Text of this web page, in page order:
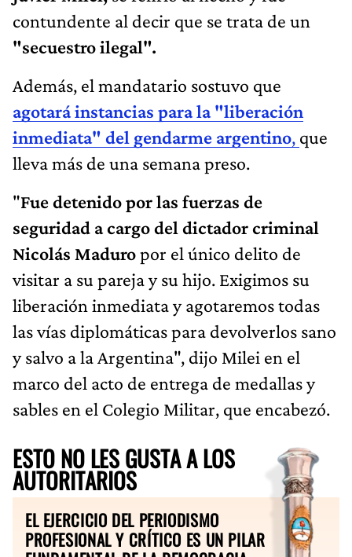
contundente al decir que se trata de un
"secuestro ilegal".
Además, el mandatario sostuvo que
agotará instancias para la "liberación
inmediata" del gendarme argentino, que
lleva más de una semana preso.
"Fue detenido por las fuerzas de
seguridad a cargo del dictador criminal
Nicolás Maduropor el único delito de
visitar a su pareja y su hijo. Exigimos su
liberación inmediata y agotaremos todas
las vías diplomáticas para devolverlos sano
y salvo a la Argentina", dijo Milei en el
marco del acto de entrega de medallas y
sables en el Colegio Militar, que encabezó.
ESTO NO LES GUSTA A LOS
AUTORITARIOS
EL EJERCICIO DEL PERIODISMO
PROFESIONAL Y CRÍTICO ES UN PILAR